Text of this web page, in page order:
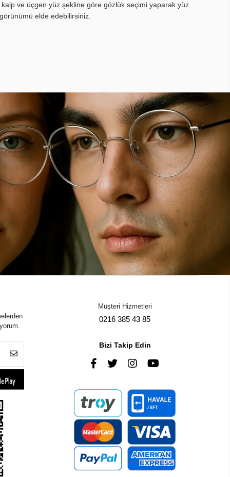
ve üçgen yüz şekline göre gözlük seçimi yaparak yüz
elde edebilirsiniz.
Müşteri Hizmetleri
0216 385 43 85
Bizi Takip Edin